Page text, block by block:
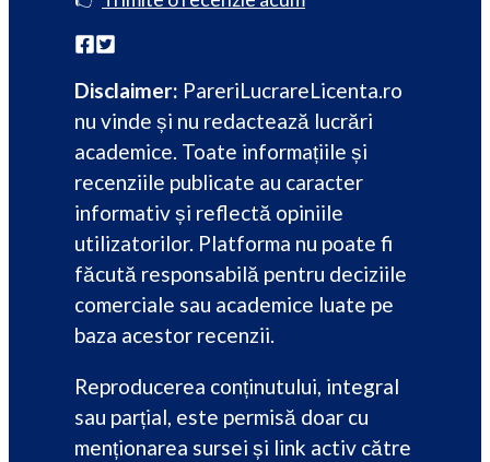
Disclaimer: PareriLucrareLicenta.ro
nu vinde și nu redactează lucrări
academice. Toate informațiile și
recenziile publicate au caracter
informativ și reflectă opiniile
utilizatorilor. Platforma nu poate fi
făcută responsabilă pentru deciziile
comerciale sau academice luate pe
baza acestor recenzii.
Reproducerea conținutului, integral
sau parțial, este permisă doar cu
menționarea sursei și link activ către